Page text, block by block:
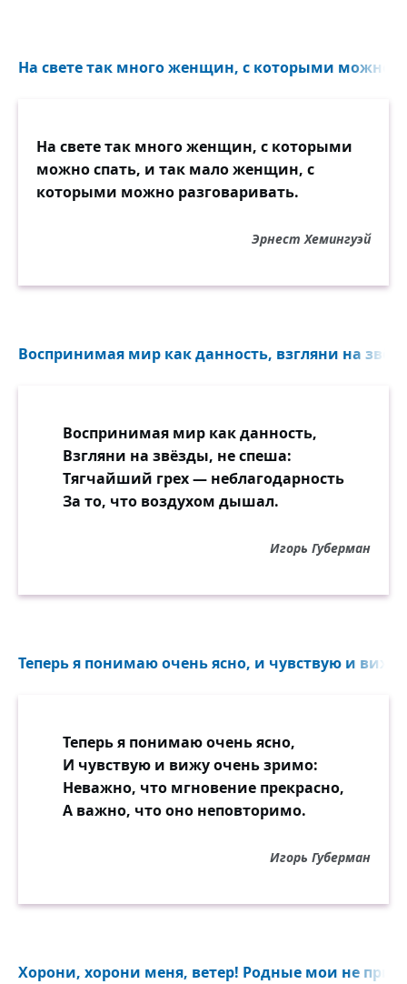
На свете так много женщин, с которыми можно
На свете так много женщин, с которыми
можно спать, и так мало женщин, с
которыми можно разговаривать.
Эрнест Хемингуэй
Воспринимая мир как данность, взгляни на
Воспринимая мир как данность,
Взгляни на звёзды, не спеша:
Тягчайший грех — неблагодарность
За то, что воздухом дышал.
Игорь Губерман
Теперь я понимаю очень ясно, и чувствую и
Теперь я понимаю очень ясно,
И чувствую и вижу очень зримо:
Неважно, что мгновение прекрасно,
А важно, что оно неповторимо.
Игорь Губерман
Хорони, хорони меня, ветер! Родные мои не